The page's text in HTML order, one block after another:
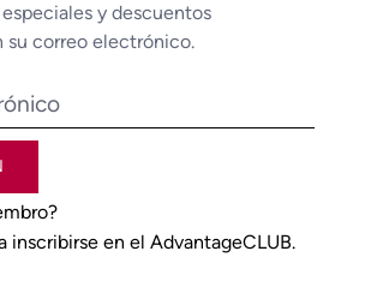
y descuentos
correo electrónico.
inscribirse en el AdvantageCLUB.